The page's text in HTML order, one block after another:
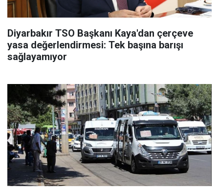
Diyarbakır TSO Başkanı Kaya'dan çerçeve
yasa değerlendirmesi: Tek başına barışı
sağlayamıyor